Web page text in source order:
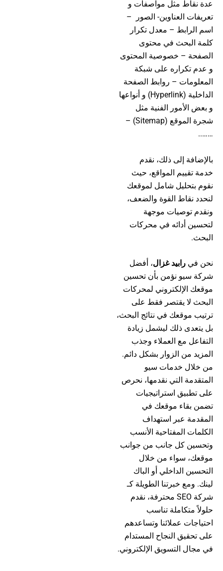
عدة نقاط مثل مواصفات و
تعريفات العناوين- الصور –
اسم الرابط – معدل تكرار
كلمة البحث في محتوى
الصفحة – خصوصية المحتوى
و عدم تكراره على شبكة
المعلومات – روابط الصفحة
الداخلية (Hyperlink) و أنواعها
و بعض الأمور الفنية مثل
شجرة الموقع (Sitemap) –
……..
بالإضافة إلى ذلك، نقدم
خدمة تقييم المواقع، حيث
نقوم بتحليل شامل لموقعك
لنحدد نقاط القوة والضعف،
ونقدم توصيات موجهة
لتحسين أدائه في محركات
البحث.
نحن في رابيد غزال، أفضل
شركة سيو نؤمن بأن تحسين
موقعك الإلكتروني لمحركات
البحث لا يقتصر فقط على
ترتيب موقعك في نتائج البحث،
بل يتعدى ذلك ليشمل زيادة
التفاعل مع العملاء وجذب
المزيد من الزوار بشكل دائم.
من خلال خدمات سيو
المتقدمة التي نقدمها، نحرص
على تطبيق استراتيجيات
تضمن بقاء موقعك في
المقدمة عبر استهداف
الكلمات المفتاحية الأنسب
وتحسين كل جانب من جوانب
موقعك، سواء من خلال
التحسين الداخلي أو الباك
لينك. ومع خبرتنا الطويلة كـ
شركة SEO محترفة، نقدم
حلولاً متكاملة تناسب
احتياجات عملائنا وتساعدهم
على تحقيق النجاح المستدام
في مجال التسويق الإلكتروني.